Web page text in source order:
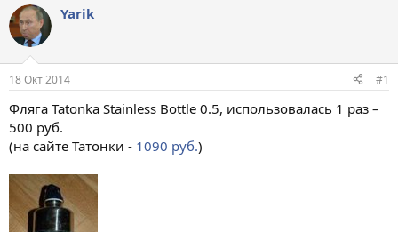
т
о
р
т
е
м
ы
т
а
л
Yarik
18 Окт 2014 #1
Фляга Tatonka Stainless Bottle 0.5, использовалась 1 раз –
500 руб.
(на сайте Татонки - 1090 руб.)